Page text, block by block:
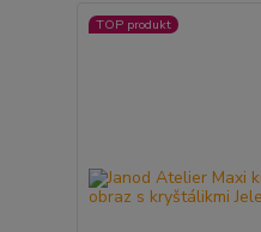
TOP produkt